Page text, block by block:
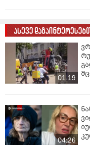
ვფიქრობდი და
სინამდვილეს
სოციალურ ქსელში.
ცნობისთვის,
ცხვედიანმა ეკა
მიმართა და მოუწოდა,
ის მეუღლის
ასევე
01:19
04:26